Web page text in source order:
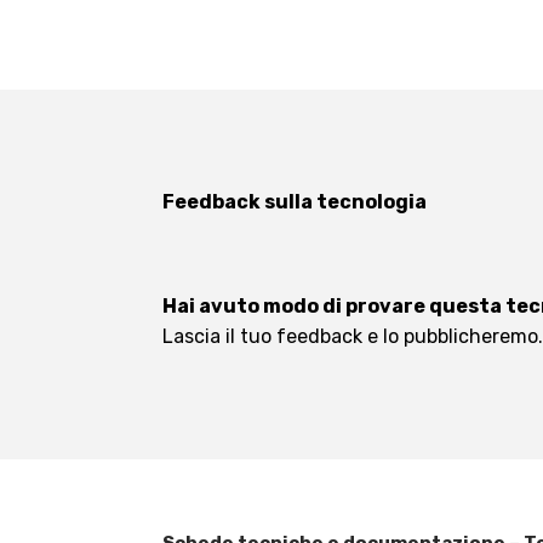
Feedback sulla tecnologia
Hai avuto modo di provare questa
Lascia il tuo feedback e lo pubblicheremo.